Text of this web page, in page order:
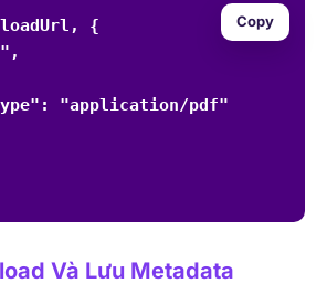
{
"application/pdf"
Copy
Và Lưu Metadata